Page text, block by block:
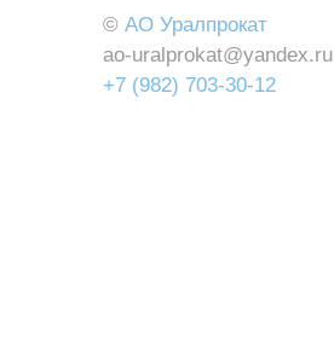
© АО Уралпрокат
ao-uralprokat@yandex.ru
+7 (982) 703-30-12